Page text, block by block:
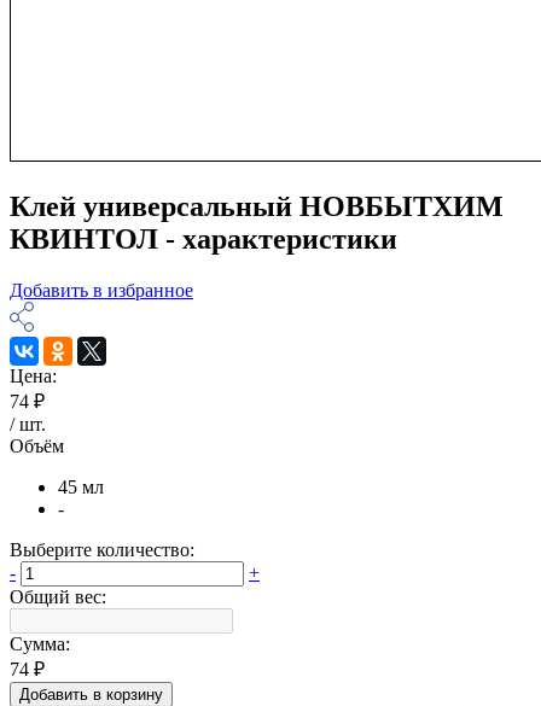
Клей универсальный НОВБЫТХИМ
КВИНТОЛ - характеристики
Добавить в избранное
Цена:
74 ₽
/шт.
Объём
45 мл
-
Выберите количество:
-
+
Общий вес:
Сумма:
74 ₽
Добавить в корзину